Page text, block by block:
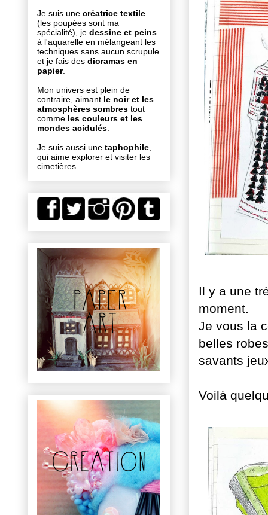
Il y a une
moment.
Je vous la
belles
savants
Voilà
Je suis une créatrice textile
(les poupées sont ma
spécialité), je dessine et peins
à l'aquarelle en mélangeant les
techniques sans aucun scrupule
et je fais des dioramas en
papier.
Mon univers est plein de
contraire, aimant le noir et les
atmosphères sombres tout
comme les couleurs et les
mondes acidulés
Je suis aussi une taphophile
qui aime explorer et visiter les
cimetières.